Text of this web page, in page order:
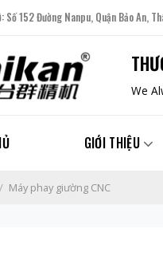
Số 152 Đường Nanpu, Quận Bảo An,
We
GIỚI THIỆU
/ Máy phay giường CNC